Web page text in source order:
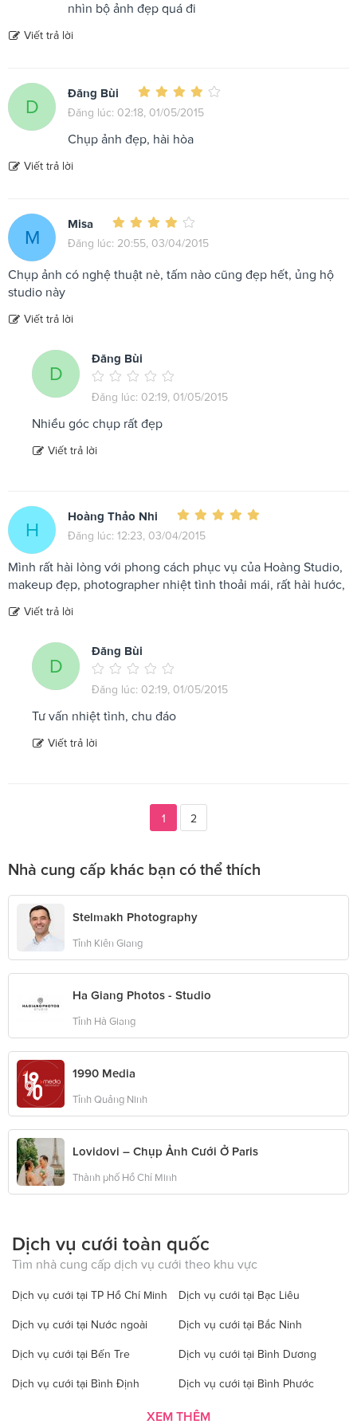
nhìn bộ ảnh đẹp quá đi
Viết trả lời
D
Đăng Bùi
Đăng lúc: 02:18, 01/05/2015
Chụp ảnh đẹp, hài hòa
Viết trả lời
M
Misa
Đăng lúc: 20:55, 03/04/2015
Chụp ảnh có nghệ thuật nè, tấm nào cũng đẹp hết, ủng hộ
studio này
Viết trả lời
D
Đăng Bùi
Đăng lúc: 02:19, 01/05/2015
Nhiều góc chụp rất đẹp
Viết trả lời
H
Hoàng Thảo Nhi
Đăng lúc: 12:23, 03/04/2015
Mình rất hài lòng với phong cách phục vụ của Hoàng Studio,
makeup đẹp, photographer nhiệt tình thoải mái, rất hài hước,
Viết trả lời
D
Đăng Bùi
Đăng lúc: 02:19, 01/05/2015
Tư vấn nhiệt tình, chu đáo
Viết trả lời
1 2
Nhà cung cấp khác bạn có thể thích
Stelmakh Photography
Tỉnh Kiên Giang
Ha Giang Photos - Studio
Tỉnh Hà Giang
1990 Media
Tỉnh Quảng Ninh
Lovidovi – Chụp Ảnh Cưới Ở Paris
Thành phố Hồ Chí Minh
Dịch vụ cưới toàn quốc
Tìm nhà cung cấp dịch vụ cưới theo khu vực
Dịch vụ cưới tại TP Hồ Chí Minh Dịch vụ cưới tại Bạc Liêu
Dịch vụ cưới tại Nước ngoài Dịch vụ cưới tại Bắc Ninh
Dịch vụ cưới tại Bến Tre Dịch vụ cưới tại Bình Dương
Dịch vụ cưới tại Bình Định Dịch vụ cưới tại Bình Phước
Dịch vụ cưới tại Bình Thuận Dịch vụ cưới tại Cà Mau
XEM THÊM